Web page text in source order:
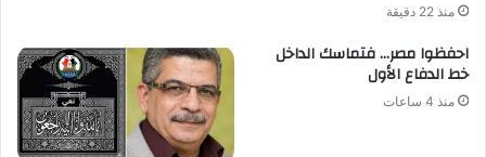
منذ 22 دقيقة
احفظوا مصر… فتماسك الداخل
خط الدفاع الأول
منذ 4 ساعات